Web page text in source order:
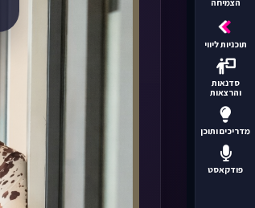
הצמיחה
תוכניות ליווי
סדנאות
והרצאות
מדריכים ותוכן
פודקאסט